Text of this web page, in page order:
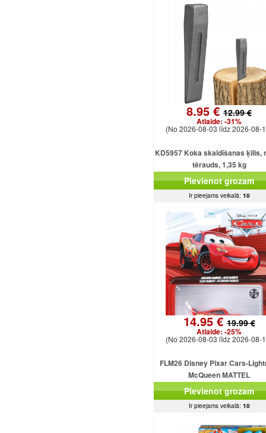
8.95 €12.99 €
Atlaide: -31%
(No 2026-08-03 līdz 2026-08-
KD5957 Koka skaldīšanas ķīlis,
tērauds, 1,35 kg
Pievienot grozam
Ir pieejams veikalā: 10
14.95 €19.99 €
Atlaide: -25%
(No 2026-08-03 līdz 2026-08-
FLM26 Disney Pixar Cars-
McQueen MATTEL
Pievienot grozam
Ir pieejams veikalā: 10